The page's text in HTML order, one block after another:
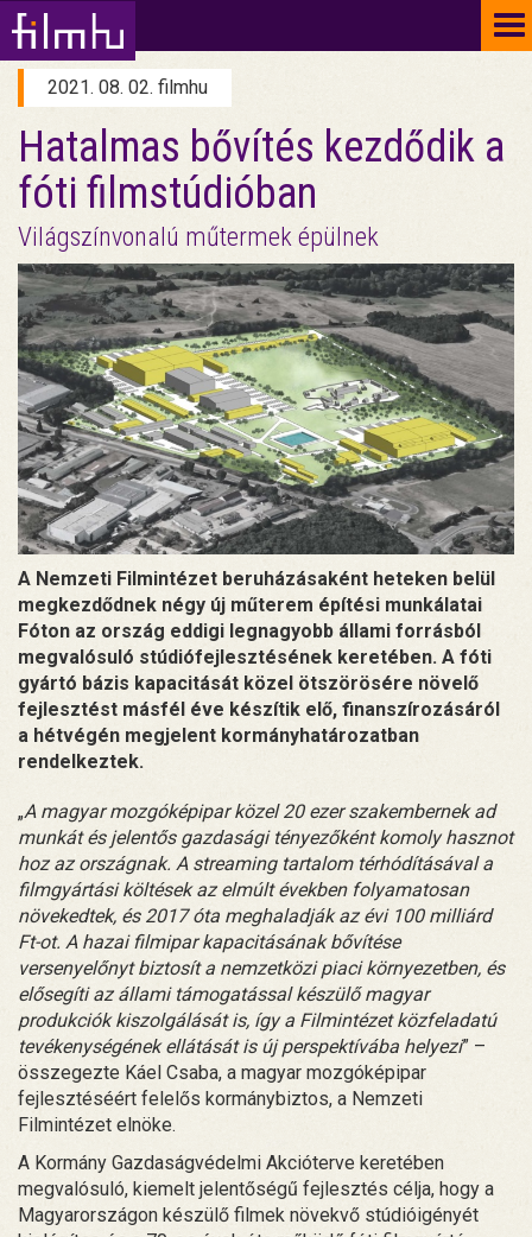
2021. 08. 02. filmhu
Hatalmas bővítés kezdődik a
fóti filmstúdióban
Világszínvonalú műtermek épülnek
A Nemzeti Filmintézet beruházásaként heteken belül
megkezdődnek négy új műterem építési munkálatai
Fóton az ország eddigi legnagyobb állami forrásból
megvalósuló stúdiófejlesztésének keretében. A fóti
gyártó bázis kapacitását közel ötszörösére növelő
fejlesztést másfél éve készítik elő, finanszírozásáról
a hétvégén megjelent kormányhatározatban
rendelkeztek.
„A magyar mozgóképipar közel 20 ezer szakembernek ad
munkát és jelentős gazdasági tényezőként komoly hasznot
hoz az országnak. A streaming tartalom térhódításával a
filmgyártási költések az elmúlt években folyamatosan
növekedtek, és 2017 óta meghaladják az évi 100 milliárd
Ft-ot. A hazai filmipar kapacitásának bővítése
versenyelőnyt biztosít a nemzetközi piaci környezetben, és
elősegíti az állami támogatással készülő magyar
produkciók kiszolgálását is, így a Filmintézet közfeladatú
tevékenységének ellátását is új perspektívába helyezi” –
összegezte Káel Csaba, a magyar mozgóképipar
fejlesztéséért felelős kormánybiztos, a Nemzeti
Filmintézet elnöke.
A Kormány Gazdaságvédelmi Akcióterve keretében
megvalósuló, kiemelt jelentőségű fejlesztés célja, hogy a
Magyarországon készülő filmek növekvő stúdióigényét